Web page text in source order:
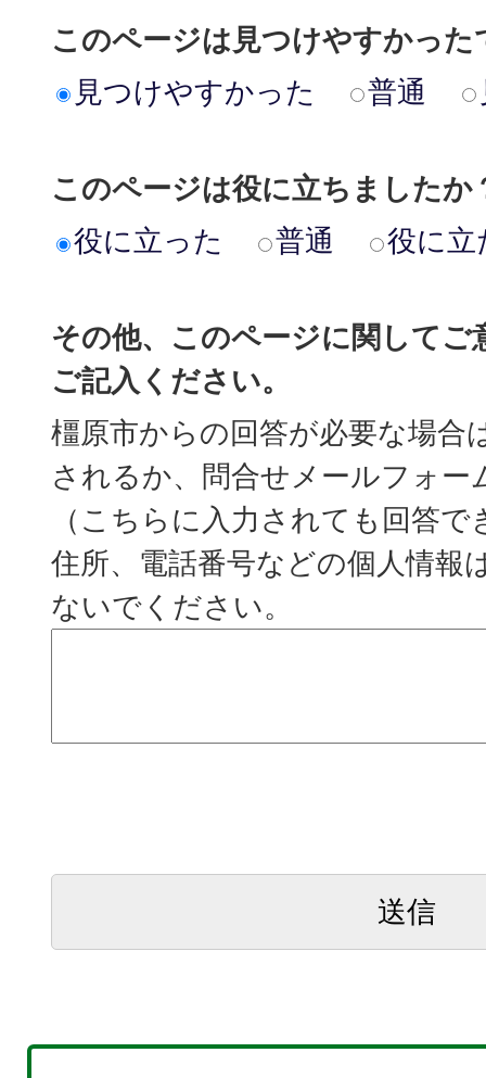
このページは見つけやすかった
見つけやすかった
普通
このページは役に立ちましたか
役に立った
普通 役に立
その他、このページに関してご
ご記入ください。
橿原市からの回答が必要な場合
されるか、問合せメールフォー
（こちらに入力されても回答
住所、電話番号などの個人情報
ないでください。